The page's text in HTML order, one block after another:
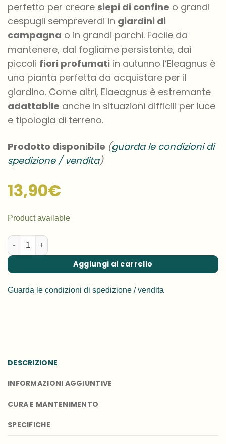
perfetto per creare siepi di confine o grandi
cespugli sempreverdi in giardini di
campagna o in grandi parchi. Facile da
mantenere, dal fogliame persistente, dai
piccoli fiori profumati in autunno l’Eleagnus è
una pianta perfetta da acquistare per il
giardino. Come altri, Elaeagnus è estremante
adattabile anche in situazioni difficili per luce
e tipologia di terreno.
Prodotto disponibile (guarda le condizioni di
spedizione / vendita)
13,90€
Product available
Eleagnus x ebbingei - Eleagno ebbingei quantità
Aggiungi al carrello
Guarda le condizioni di spedizione / vendita
DESCRIZIONE
INFORMAZIONI AGGIUNTIVE
CURA E MANTENIMENTO
SPECIFICHE